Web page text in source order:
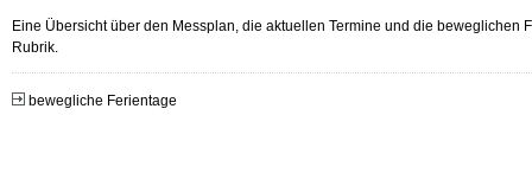
Eine Übersicht über den Messplan, die aktuellen Termine und die beweglichen
Rubrik.
bewegliche Ferientage